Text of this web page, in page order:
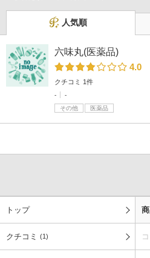
人気順
六味丸(医薬品)
4.0
クチコミ 1件
-
-
その他
医薬品
トップ
クチコミ (1)